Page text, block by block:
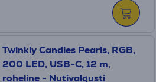
Twinkly Candies Pearls, RGB,
200 LED, USB-C, 12 m,
roheline - Nutivalgusti